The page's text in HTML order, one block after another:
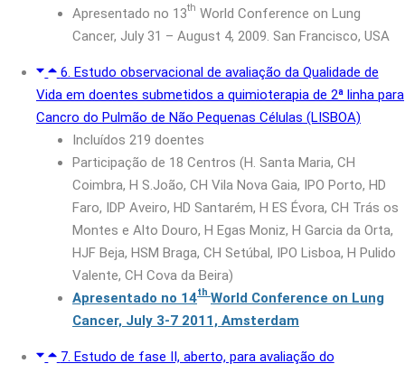
Apresentado no 13th World Conference on Lung
Cancer, July 31 – August 4, 2009. San Francisco, USA
6. Estudo observacional de avaliação da Qualidade de
Vida em doentes submetidos a quimioterapia de 2ª linha para
Cancro do Pulmão de Não Pequenas Células (LISBOA)
Incluídos 219 doentes
Participação de 18 Centros (H. Santa Maria, CH
Coimbra, H S.João, CH Vila Nova Gaia, IPO Porto, HD
Faro, IDP Aveiro, HD Santarém, H ES Évora, CH Trás os
Montes e Alto Douro, H Egas Moniz, H Garcia da Orta,
HJF Beja, HSM Braga, CH Setúbal, IPO Lisboa, H Pulido
Valente, CH Cova da Beira)
Apresentado no 14th World Conference on Lung
Cancer, July 3-7 2011, Amsterdam
7. Estudo de fase II, aberto, para avaliação do